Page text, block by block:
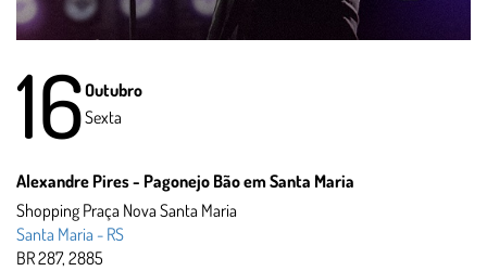
16Outubro
Sexta
Alexandre Pires - Pagonejo Bão em Santa Maria
Shopping Praça Nova Santa Maria
Santa Maria - RS
BR 287, 2885